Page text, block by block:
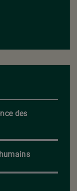
des